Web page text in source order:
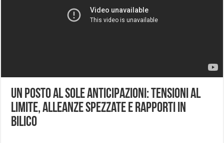
Un Posto al Sole Anticipazioni: tensioni al
limite, alleanze spezzate e rapporti in
bilico